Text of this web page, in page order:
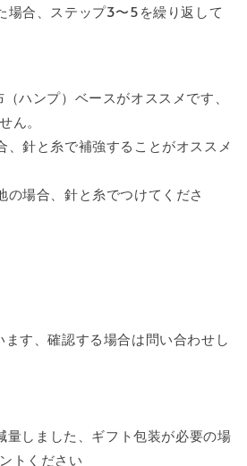
場合、ステップ3〜5を繰り返して
ハンプ）ベースがオススメです、
ん。
、針と糸で補強することがオススメ
の場合、針と糸でつけてくださ
す、確認する場合は問い合わせし
量しました、ギフト包装が必要の場
トください